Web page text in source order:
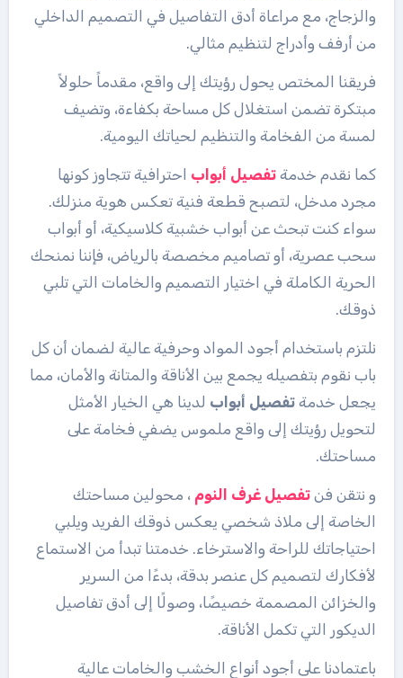
والزجاج، مع مراعاة أدق التفاصيل في التصميم الداخلي
من أرفف وأدراج لتنظيم مثالي.
فريقنا المختص يحول رؤيتك إلى واقع، مقدماً حلولاً
مبتكرة تضمن استغلال كل مساحة بكفاءة، وتضيف
لمسة من الفخامة والتنظيم لحياتك اليومية.
كما نقدم خدمة تفصيل أبواب احترافية تتجاوز كونها
مجرد مدخل، لتصبح قطعة فنية تعكس هوية منزلك.
سواء كنت تبحث عن أبواب خشبية كلاسيكية، أو أبواب
سحب عصرية، أو تصاميم مخصصة بالرياض، فإننا نمنحك
الحرية الكاملة في اختيار التصميم والخامات التي تلبي
ذوقك.
نلتزم باستخدام أجود المواد وحرفية عالية لضمان أن كل
باب نقوم بتفصيله يجمع بين الأناقة والمتانة والأمان، مما
يجعل خدمة تفصيل أبواب لدينا هي الخيار الأمثل
لتحويل رؤيتك إلى واقع ملموس يضفي فخامة على
مساحتك.
و نتقن فن تفصيل غرف النوم ، محولين مساحتك
الخاصة إلى ملاذ شخصي يعكس ذوقك الفريد ويلبي
احتياجاتك للراحة والاسترخاء. خدمتنا تبدأ من الاستماع
لأفكارك لتصميم كل عنصر بدقة، بدءًا من السرير
والخزائن المصممة خصيصًا، وصولًا إلى أدق تفاصيل
الديكور التي تكمل الأناقة.
باعتمادنا على أجود أنواع الخشب والخامات عالية